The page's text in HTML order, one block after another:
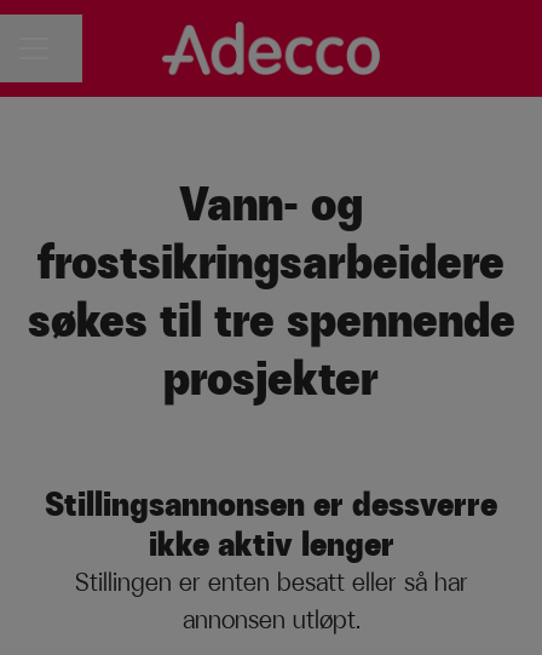
Vann- og
frostsikringsarbeidere
søkes til tre spennende
prosjekter
Stillingsannonsen er dessverre
ikke aktiv lenger
Stillingen er enten besatt eller så har
annonsen utløpt.